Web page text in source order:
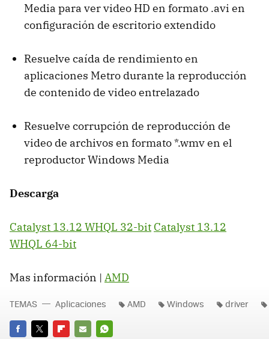
Media para ver video HD en formato .avi en
configuración de escritorio extendido
Resuelve caída de rendimiento en
aplicaciones Metro durante la reproducción
de contenido de video entrelazado
Resuelve corrupción de reproducción de
video de archivos en formato *.wmv en el
reproductor Windows Media
Descarga
Catalyst 13.12 WHQL 32-bit Catalyst 13.12
WHQL 64-bit
Mas información | AMD
TEMAS Aplicaciones AMD Windows driver